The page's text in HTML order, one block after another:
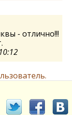
- отлично!!!